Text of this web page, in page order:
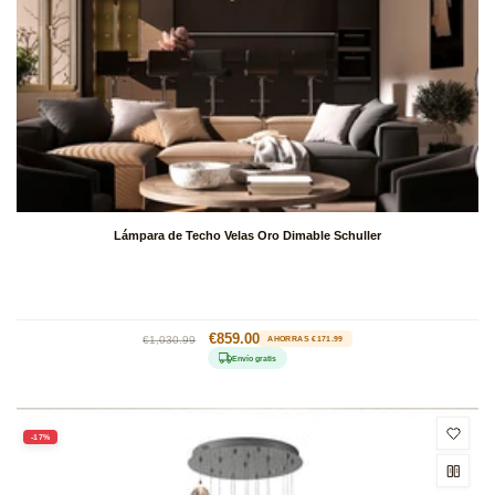
Lámpara de Techo Velas Oro Dimable Schuller
Precio
€1,030.99
Precio
de
oferta
€859.00 AHORRAS €171.99
Envío gratis
-17%